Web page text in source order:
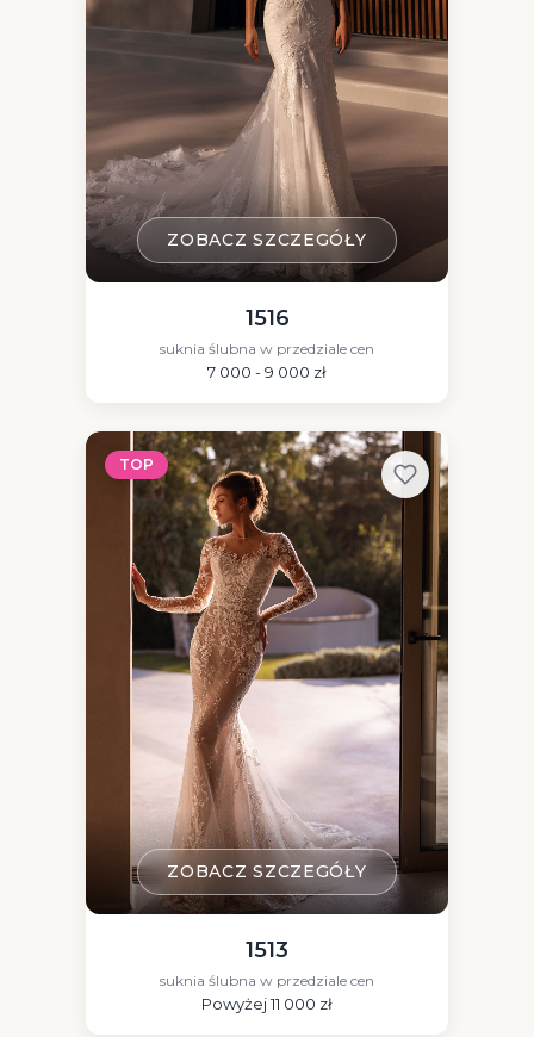
ZOBACZ SZCZEGÓŁY
1516
suknia ślubna w przedziale cen
7 000 - 9 000 zł
TOP
ZOBACZ SZCZEGÓŁY
1513
suknia ślubna w przedziale cen
Powyżej 11 000 zł